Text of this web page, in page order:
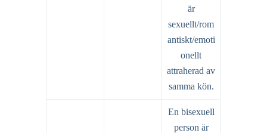
är
sexuellt/rom
antiskt/emoti
onellt
attraherad av
samma kön.
En bisexuell
person är